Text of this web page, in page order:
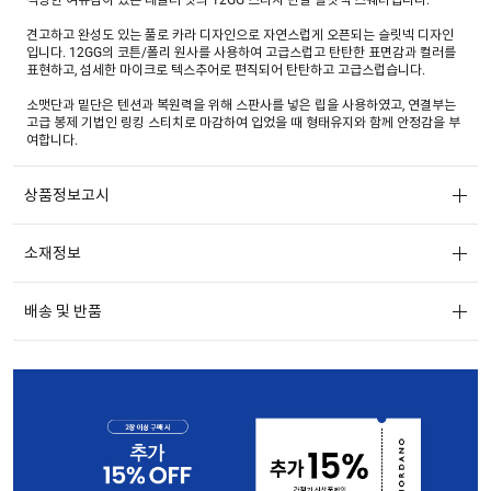
견고하고 완성도 있는 풀로 카라 디자인으로 자연스럽게 오픈되는 슬릿넥 디자인
입니다. 12GG의 코튼/폴리 원사를 사용하여 고급스럽고 탄탄한 표면감과 컬러를
표현하고, 섬세한 마이크로 텍스추어로 편직되어 탄탄하고 고급스럽습니다.
소맷단과 밑단은 텐션과 복원력을 위해 스판사를 넣은 립을 사용하였고, 연결부는
고급 봉제 기법인 링킹 스티치로 마감하여 입었을 때 형태유지와 함께 안정감을 부
여합니다.
상품정보고시
소재정보
배송 및 반품